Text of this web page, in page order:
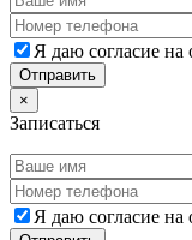
Я даю согласие
×
Записаться
Я даю согласие